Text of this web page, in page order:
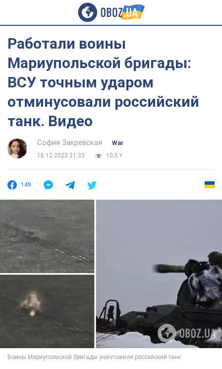
Работали воины
Мариупольской бригады:
ВСУ точным ударом
отминусовали российский
танк. Видео
София Закревская
War
16.12.2023 21:33
10,5 т.
149